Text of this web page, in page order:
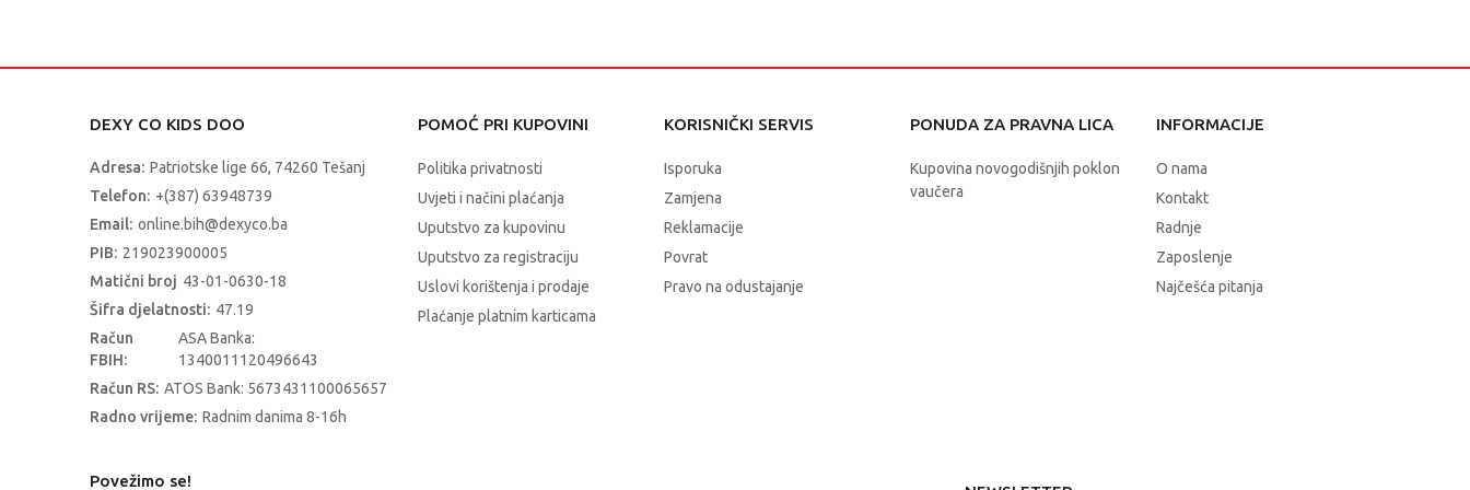
DEXY CO KIDS DOO
Adresa: Patriotske lige 66, 74260 Tešanj
Telefon: +(387) 63948739
Email: online.bih@dexyco.ba
PIB: 219023900005
Matični broj 43-01-0630-18
Šifra djelatnosti: 47.19
Račun
FBIH:
ASA Banka:
1340011120496643
Račun RS: ATOS Bank: 5673431100065657
Radno vrijeme: Radnim danima 8-16h
POMOĆ PRI KUPOVINI
Politika privatnosti
Uvjeti i načini plaćanja
Uputstvo za kupovinu
Uputstvo za registraciju
Uslovi korištenja i prodaje
Plaćanje platnim karticama
KORISNIČKI SERVIS
Isporuka
Zamjena
Reklamacije
Povrat
Pravo na odustajanje
PONUDA ZA PRAVNA LICA
Kupovina novogodišnjih poklon
vaučera
INFORMACIJE
O nama
Kontakt
Radnje
Zaposlenje
Najčešća pitanja
Povežimo se!